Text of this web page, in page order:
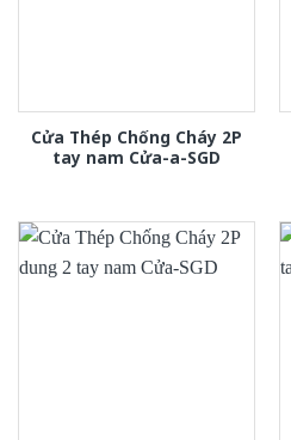
Cửa Thép Chống Cháy 2P
tay nam Cửa-a-SGD